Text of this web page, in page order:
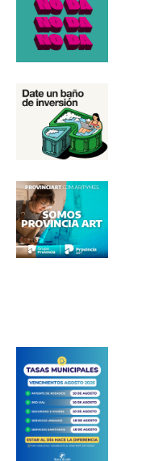
Dirección de correo
Número de teléfono